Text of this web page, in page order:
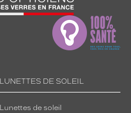
LUNETTES DE SOLEIL
Lunettes de soleil